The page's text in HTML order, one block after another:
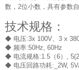
数，2位小数，具有参数
技术规格：
◆ 电压:3x 100V、3 x
◆ 频率:50Hz, 60Hz
◆ 电流规格:1.5（6）,
◆ 电压回路功耗:_2W,